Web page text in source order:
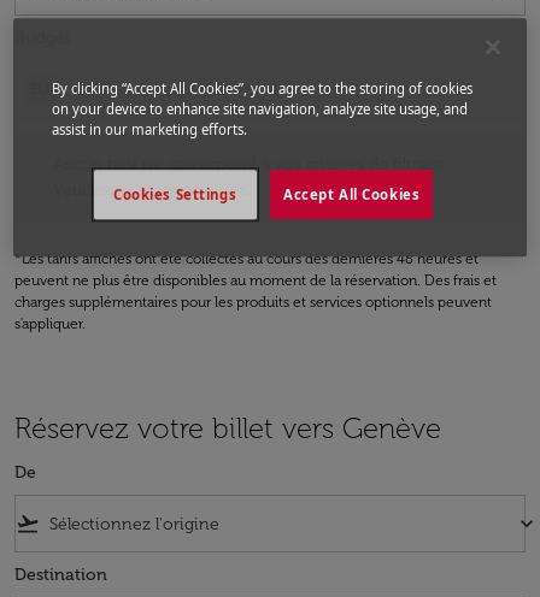
EUR
Aucun tarif ne correspond à vos critères de filtrage.
Veuillez ajuster vos filtres.
Aucun tarif ne correspond à vos critères de filtrage. Veuillez ajuster
*Les tarifs affichés ont été collectés au cours des dernières 48 heures et
peuvent ne plus être disponibles au moment de la réservation. Des frais et
charges supplémentaires pour les produits et services optionnels peuvent
s'appliquer.
Réservez votre billet vers Genève
De
flight_takeoff keyboard_arrow_down
Destination
By clicking “Accept All Cookies”, you agree to the storing of cookies
on your device to enhance site navigation, analyze site usage, and
assist in our marketing efforts.
Accept All Cookies
Cookies Settings